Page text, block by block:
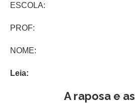
ESCOLA:
PROF:
NOME:
Leia:
A raposa e